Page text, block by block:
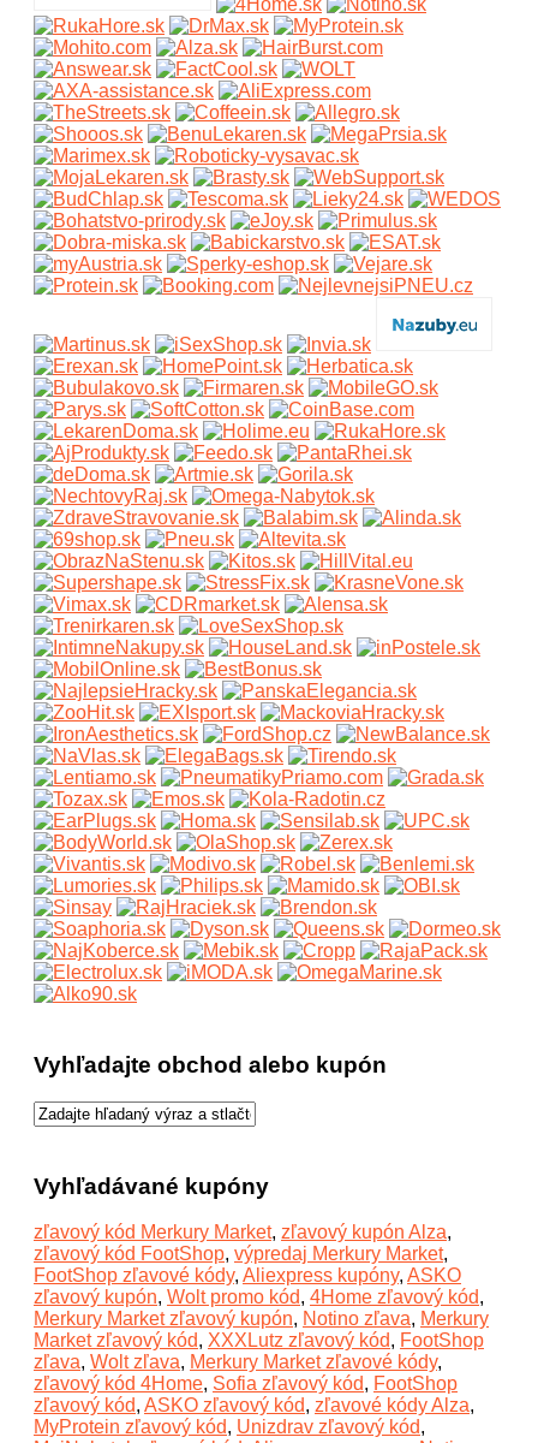
Vyhľadajte obchod alebo kupón
Vyhľadávané kupóny
zľavový kód Merkury Market, zľavový kupón Alza,
zľavový kód FootShop, výpredaj Merkury Market,
FootShop zľavové kódy, Aliexpress kupóny, ASKO
zľavový kupón, Wolt promo kód, 4Home zľavový kód,
Merkury Market zľavový kupón, Notino zľava, Merkury
Market zľavový kód, XXXLutz zľavový kód, FootShop
zľava, Wolt zľava, Merkury Market zľavové kódy,
zľavový kód 4Home, Sofia zľavový kód, FootShop
zľavový kód, ASKO zľavový kód, zľavové kódy Alza,
MyProtein zľavový kód, Unizdrav zľavový kód,